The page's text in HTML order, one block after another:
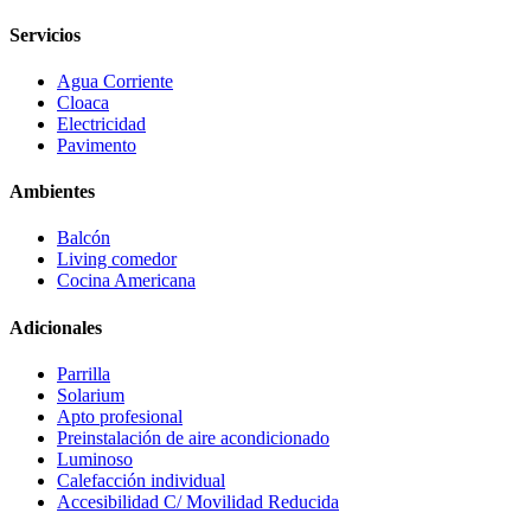
Servicios
Agua Corriente
Cloaca
Electricidad
Pavimento
Ambientes
Balcón
Living comedor
Cocina Americana
Adicionales
Parrilla
Solarium
Apto profesional
Preinstalación de aire acondicionado
Luminoso
Calefacción individual
Accesibilidad C/ Movilidad Reducida